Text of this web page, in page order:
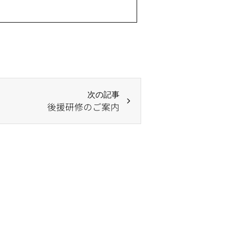
次の記事
後援研修のご案内